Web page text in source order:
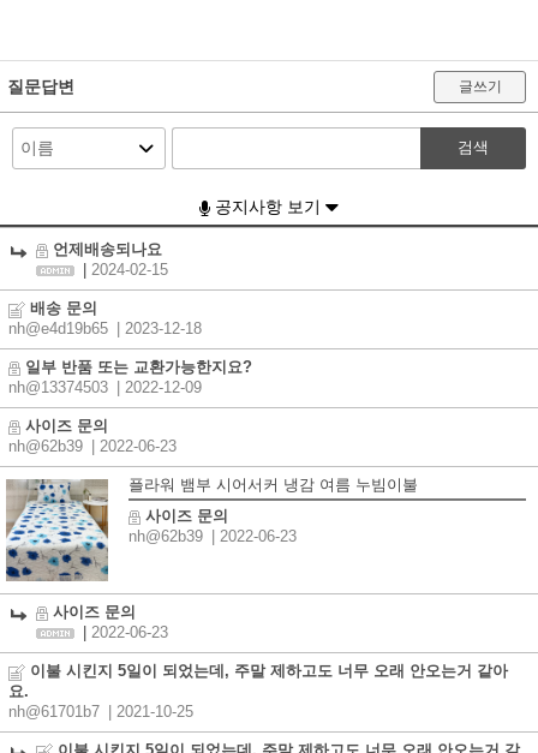
질문답변 글쓰기
검색
공지사항 보기
언제배송되나요
2024-02-15
배송 문의
nh@e4d19b65
| 2023-12-18
일부 반품 또는 교환가능한지요?
nh@13374503
| 2022-12-09
사이즈 문의
nh@62b39
| 2022-06-23
플라워 뱀부 시어서커 냉감 여름 누빔이불
사이즈 문의
nh@62b39
| 2022-06-23
사이즈 문의
2022-06-23
이불 시킨지 5일이 되었는데, 주말 제하고도 너무 오래 안오는거 같아
요.
nh@61701b7
| 2021-10-25